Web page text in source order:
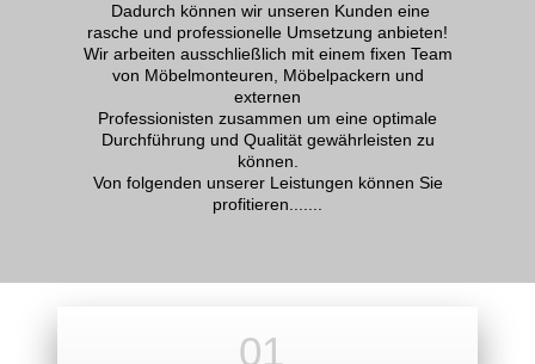
Dadurch können wir unseren Kunden eine
rasche und professionelle Umsetzung anbieten!
Wir arbeiten ausschließlich mit einem fixen Team
von Möbelmonteuren, Möbelpackern und
externen
Professionisten zusammen um eine optimale
Durchführung und Qualität gewährleisten zu
können.
Von folgenden unserer Leistungen können Sie
profitieren.......